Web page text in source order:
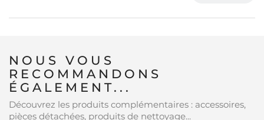
NOUS VOUS
RECOMMANDONS
ÉGALEMENT...
Découvrez les produits complémentaires : accessoires,
pièces détachées, produits de nettoyage...